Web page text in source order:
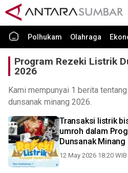
Polhukam Olahraga
Program Rezeki Listrik
2026
Kami mempunyai 1 berita
dunsanak minang 2026.
Transaksi listrik
umroh dalam
Dunsanak Minang
12 May 2026 18:20 WIB